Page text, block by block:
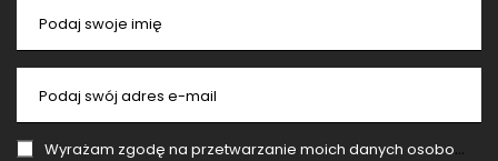
Podaj swoje imię
Podaj swój adres e-mail
Wyrażam zgodę na przetwarzanie moich danych osobowych (adres e-mail) na potrzeby wysyłki newslettera z informacją handlową (marketing). Więcej w